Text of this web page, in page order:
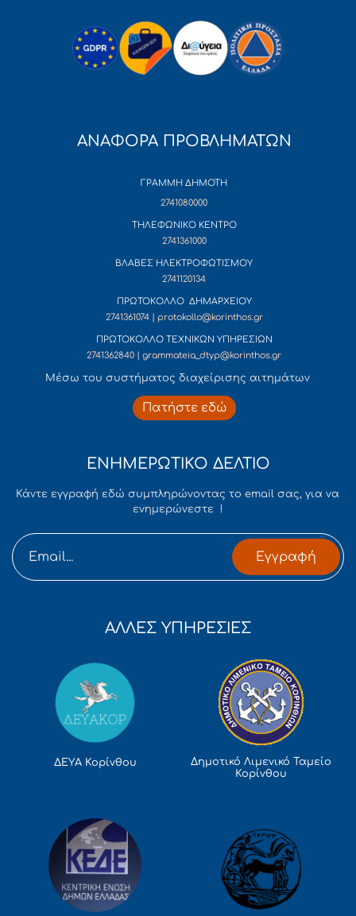
ΑΝΑΦΟΡΑ ΠΡΟΒΛΗΜΑΤΩΝ
ΓΡΑΜΜΗ ΔΗΜΟΤΗ
2741080000
ΤΗΛΕΦΩΝΙΚΟ ΚΕΝΤΡΟ
2741361000
ΒΛΑΒΕΣ ΗΛΕΚΤΡΟΦΩΤΙΣΜΟΥ
2741120134
ΠΡΩΤΟΚΟΛΛΟ ΔΗΜΑΡΧΕΙΟΥ
2741361074 | protokollo@korinthos.gr
ΠΡΩΤΟΚΟΛΛΟ ΤΕΧΝΙΚΩΝ ΥΠΗΡΕΣΙΩΝ
2741362840 | grammateia_dtyp@korinthos.gr
Mέσω του συστήματος διαχείρισης αιτημάτων
Πατήστε εδώ
ΕΝΗΜΕΡΩΤΙΚΟ ΔΕΛΤΙΟ
Κάντε εγγραφή εδώ συμπληρώνοντας το email σας, για να
ενημερώνεστε !
Εγγραφή
ΑΛΛΕΣ ΥΠΗΡΕΣΙΕΣ
ΔΕΥΑ Κορίνθου
Δημοτικό Λιμενικό Ταμείο
Κορίνθου